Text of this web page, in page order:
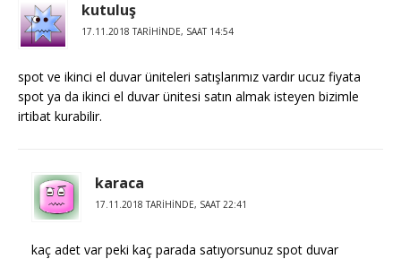
kutuluş
17.11.2018 TARIHINDE, SAAT 14:54
spot ve ikinci el duvar üniteleri satışlarımız vardır ucuz fiyata
spot ya da ikinci el duvar ünitesi satın almak isteyen bizimle
irtibat kurabilir.
karaca
17.11.2018 TARIHINDE, SAAT 22:41
kaç adet var peki kaç parada satıyorsunuz spot duvar